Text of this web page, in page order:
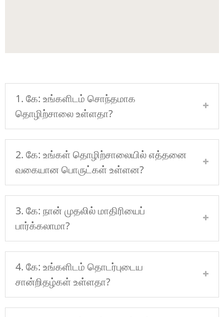
1. கே: உங்களிடம் சொந்தமாக
தொழிற்சாலை உள்ளதா?
2. கே: உங்கள் தொழிற்சாலையில் எத்தனை
வகையான பொருட்கள் உள்ளன?
3. கே: நான் முதலில் மாதிரியைப்
பார்க்கலாமா?
4. கே: உங்களிடம் தொடர்புடைய
சான்றிதழ்கள் உள்ளதா?